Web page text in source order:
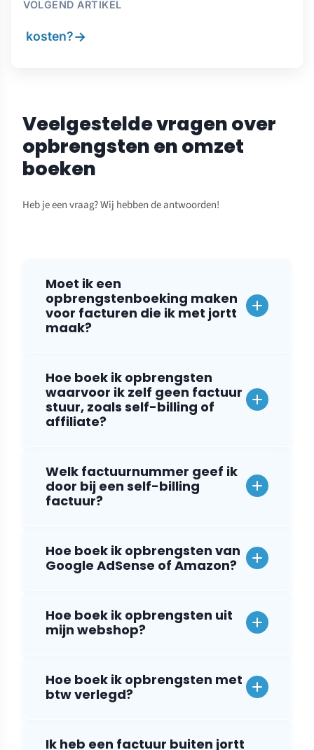
VOLGEND ARTIKEL
kosten?→
Veelgestelde vragen over
opbrengsten en omzet
boeken
Heb je een vraag? Wij hebben de antwoorden!
Moet ik een
opbrengstenboeking maken
voor facturen die ik met jortt
maak?
Hoe boek ik opbrengsten
waarvoor ik zelf geen factuur
stuur, zoals self-billing of
affiliate?
Welk factuurnummer geef ik
door bij een self-billing
factuur?
Hoe boek ik opbrengsten van
Google AdSense of Amazon?
Hoe boek ik opbrengsten uit
mijn webshop?
Hoe boek ik opbrengsten met
btw verlegd?
Ik heb een factuur buiten jortt